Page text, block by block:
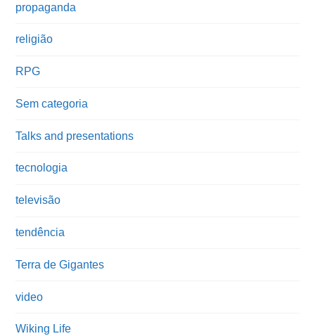
propaganda
religião
RPG
Sem categoria
Talks and presentations
tecnologia
televisão
tendência
Terra de Gigantes
video
Wiking Life